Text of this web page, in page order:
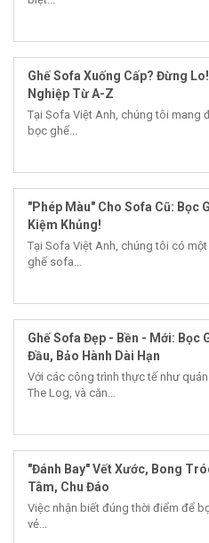
Ghế Sofa Xuống Cấp? Đừng
Nghiệp Từ A-Z
Tại Sofa Việt Anh, chúng tôi mang
bọc ghế...
"Phép Màu" Cho Sofa Cũ: Bọc
Kiệm Khủng!
Tại Sofa Việt Anh, chúng tôi có
ghế sofa...
Ghế Sofa Đẹp - Bền - Mới: Bọc
Đầu, Bảo Hành Dài Hạn
Với các công trình thực tế như
The Log, và căn...
"Đánh Bay" Vết Xước, Bong
Tâm, Chu Đáo
Việc nhận biết đúng thời điểm để
vẻ...